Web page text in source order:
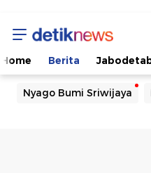
Home Berita
Nyago Bumi Sriwijaya